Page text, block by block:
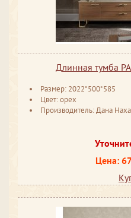
Длинная тумба
Размер: 2022*500*585
Цвет: орех
Производитель: Дана
Цена: